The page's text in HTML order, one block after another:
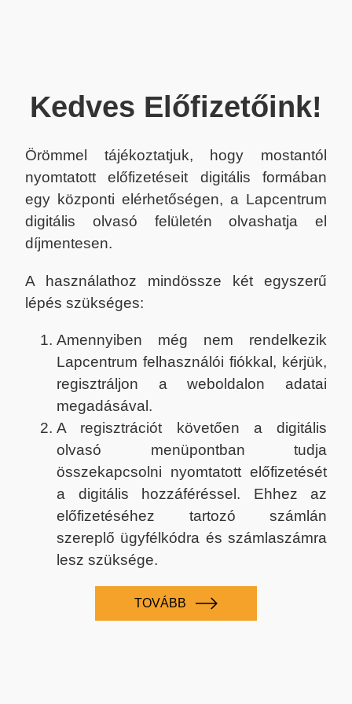
Kedves Előfizetőink!
Örömmel tájékoztatjuk, hogy mostantól
nyomtatott előfizetéseit digitális formában
egy központi elérhetőségen, a Lapcentrum
digitális olvasó felületén olvashatja el
díjmentesen.
A használathoz mindössze két egyszerű
lépés szükséges:
Amennyiben még nem rendelkezik
Lapcentrum felhasználói fiókkal, kérjük,
regisztráljon a weboldalon adatai
megadásával.
A regisztrációt követően a digitális
olvasó menüpontban tudja
összekapcsolni nyomtatott előfizetését
a digitális hozzáféréssel. Ehhez az
előfizetéséhez tartozó számlán
szereplő ügyfélkódra és számlaszámra
lesz szüksége.
TOVÁBB